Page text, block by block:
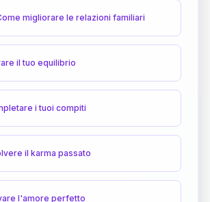
migliorare le relazioni familiari
il tuo equilibrio
i tuoi compiti
il karma passato
l'amore perfetto